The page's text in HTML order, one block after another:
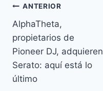
ANTERIOR
AlphaTheta,
propietarios de
Pioneer DJ, adquieren
Serato: aquí está lo
último